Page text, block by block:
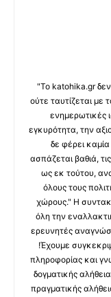
"Το katohika.gr
ούτε ταυτίζεται
ενημερωτικές
εγκυρότητα, την
δε φέρει
ασπάζεται βαθιά,
ως εκ τούτου,
όλους τους
χώρους." Η
όλη την
ερευνητές
!Έχουμε
πληροφορίας και
δογματικής
πραγματικής